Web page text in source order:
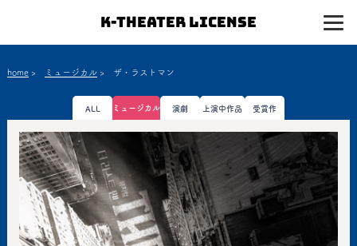
K-Theater License
home> ミュージカル> ザ・ラストマン
ALL ミュージカル 演劇 上演中作品 受賞作